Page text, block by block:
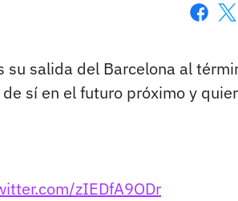
su salida del Barcelona al
sí en el futuro próximo y
zIEDfA9ODr